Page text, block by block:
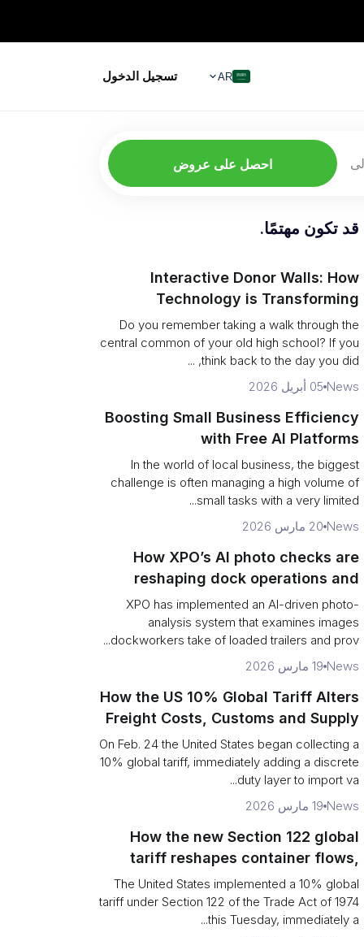
AR تسجيل الدخول
احصل على عروض
قد تكون مهتمًا.
Interactive Donor Walls: How
Technology is Transforming
Campus Philanthropy
Do you remember taking a walk through the
central common of your old high school? If you
think back to the day you did, ...
News 05 أبريل 2026
Boosting Small Business Efficiency
with Free AI Platforms
In the world of local business, the biggest
challenge is often managing a high volume of
small tasks with a very limited...
News 20 مارس 2026
How XPO’s AI photo checks are
reshaping dock operations and
service response
XPO has implemented an AI-driven photo-
analysis system that examines images
dockworkers take of loaded trailers and prov...
News 19 مارس 2026
How the US 10% Global Tariff Alters
Freight Costs, Customs and Supply
Chains
On Feb. 24 the United States began collecting a
10% global tariff, immediately adding a discrete
duty layer to import va...
News 19 مارس 2026
How the new Section 122 global
tariff reshapes container flows,
airfreight and importer planning
The United States implemented a 10% global
tariff under Section 122 of the Trade Act of 1974
this Tuesday, immediately a...